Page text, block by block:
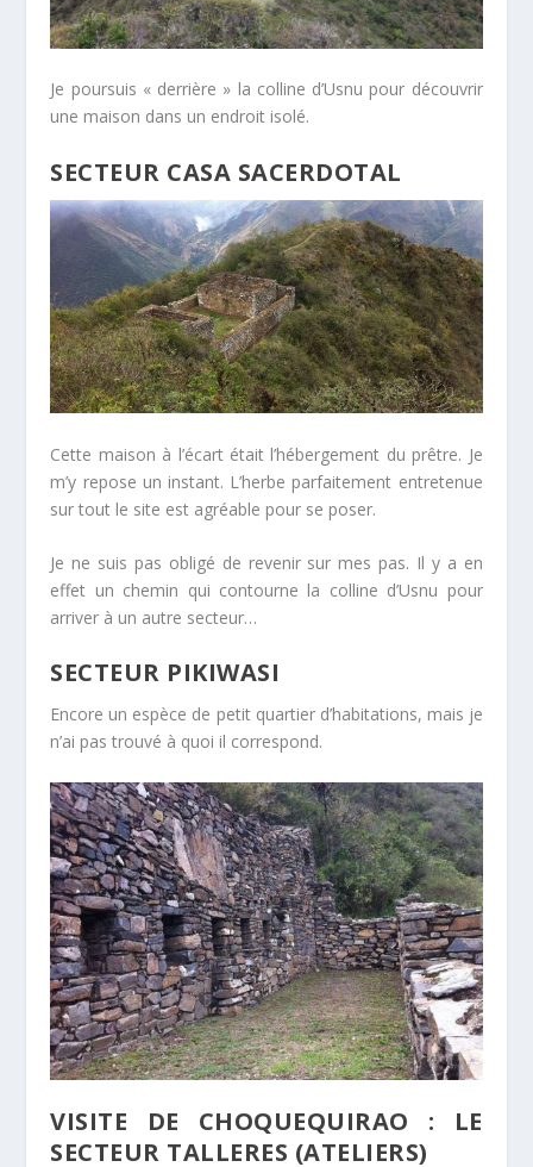
Je poursuis « derrière » la colline d’Usnu pour découvrir
une maison dans un endroit isolé.
SECTEUR CASA SACERDOTAL
Cette maison à l’écart était l’hébergement du prêtre. Je
m’y repose un instant. L’herbe parfaitement entretenue
sur tout le site est agréable pour se poser.
Je ne suis pas obligé de revenir sur mes pas. Il y a en
effet un chemin qui contourne la colline d’Usnu pour
arriver à un autre secteur…
SECTEUR PIKIWASI
Encore un espèce de petit quartier d’habitations, mais je
n’ai pas trouvé à quoi il correspond.
VISITE DE CHOQUEQUIRAO : LE
SECTEUR TALLERES (ATELIERS)